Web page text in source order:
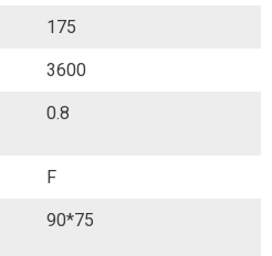
175
3600
0.8
F
90*75